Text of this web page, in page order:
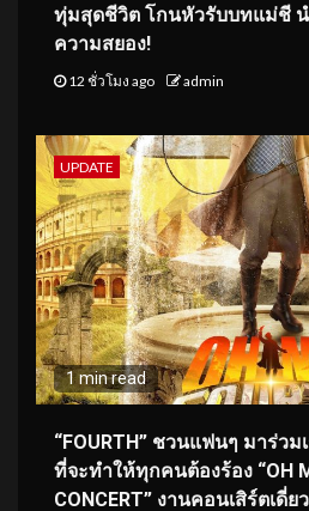
ทุ่มสุดชีวิต โกนหัวรับบทแม่ชี
ความสยอง!
12 ชั่วโมง ago admin
UPDATE
1 min read
“FOURTH” ชวนแฟนๆ มาร่ว
ที่จะทำให้ทุกคนต้องร้อง “OH
CONCERT” งานคอนเสิร์ตเดี่